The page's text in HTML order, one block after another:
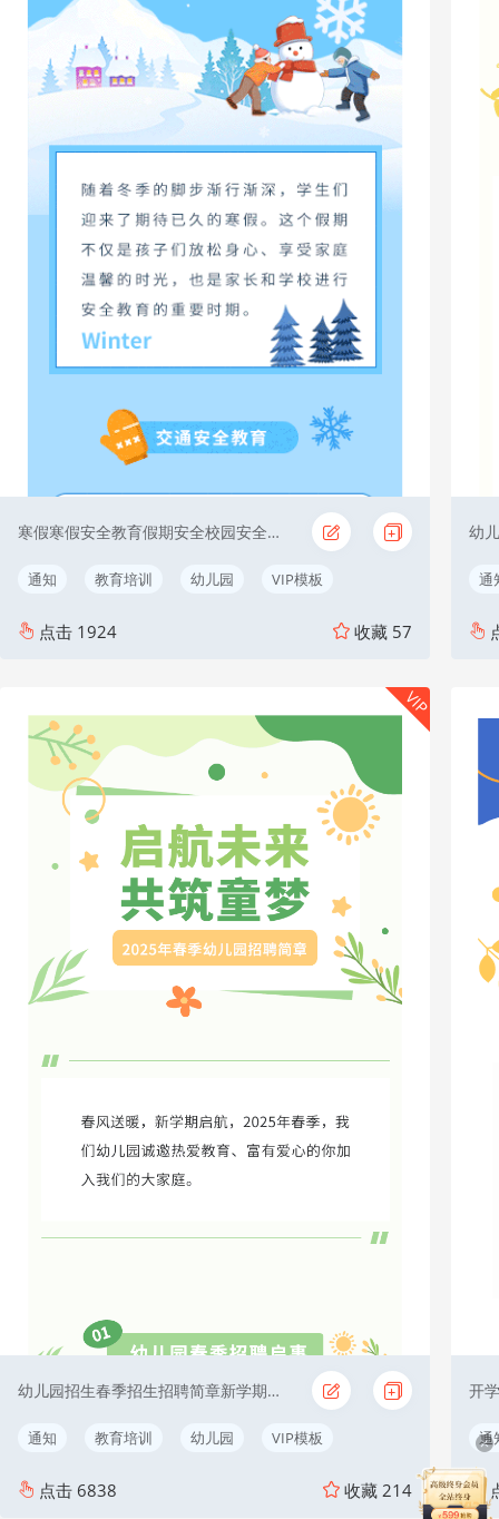
寒假寒假安全教育假期安全校园安全蓝色简约
通知 教育培训 幼儿园 VIP模板
点击 1924 收藏 57
通
幼儿园招生春季招生招聘简章新学期开学季简约
通知 教育培训 幼儿园 VIP模板
点击 6838 收藏 214
VIP
通